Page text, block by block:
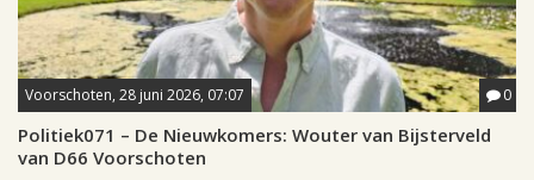
Voorschoten, 28 juni 2026, 07:07 0
Politiek071 – De Nieuwkomers: Wouter van Bijsterveld
van D66 Voorschoten